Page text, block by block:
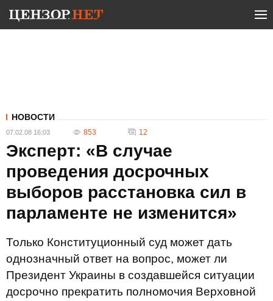
НОВОСТИ
07.02.08 16:03 853 12
Эксперт: «В случае
проведения досрочных
выборов расстановка сил в
парламенте не изменится»
Только Конституционный суд может дать
однозначный ответ на вопрос, может ли
Президент Украины в создавшейся ситуации
досрочно прекратить полномочия Верховной